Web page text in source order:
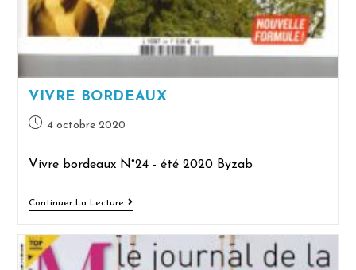
VIVRE BORDEAUX
4 octobre 2020
Vivre bordeaux N°24 - été 2020 Byzab
Continuer La Lecture